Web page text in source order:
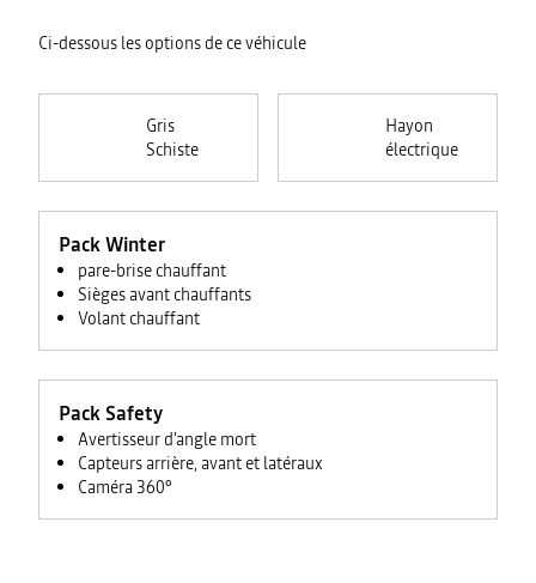
Ci-dessous les options de ce véhicule
Gris
Schiste
Pack Winter
pare-brise chauffant
Sièges avant chauffants
Volant chauffant
Hayon
électrique
Pack Safety
Avertisseur d'angle mort
Capteurs arrière, avant et latéraux
Caméra 360°